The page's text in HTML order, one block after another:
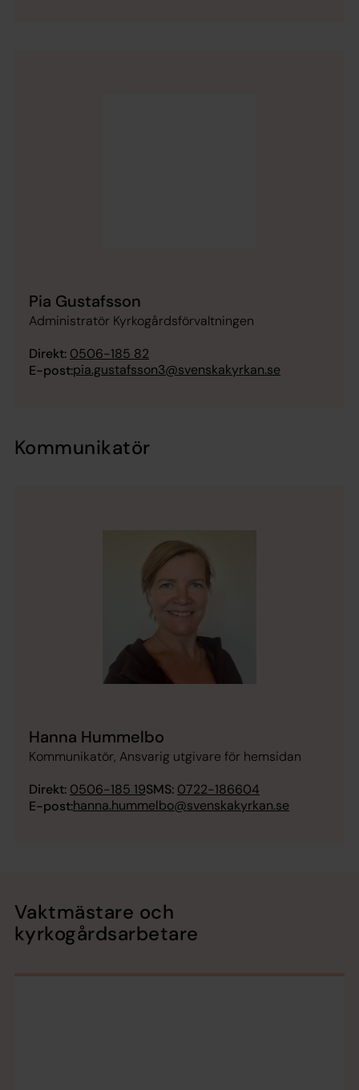
Pia Gustafsson
Administratör Kyrkogårdsförvaltningen
Direkt: 0506-185 82
E-post:pia.gustafsson3@svenskakyrkan.se
Kommunikatör
Hanna Hummelbo
Kommunikatör, Ansvarig utgivare för hemsidan
Direkt: 0506-185 19SMS: 0722-186604
E-post:hanna.hummelbo@svenskakyrkan.se
Vaktmästare och
kyrkogårdsarbetare